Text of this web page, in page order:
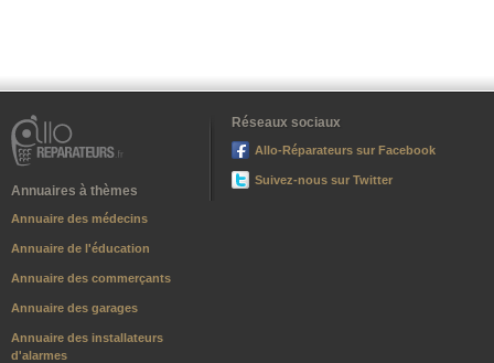
Annuaires à thèmes
Annuaire des médecins
Annuaire de l'éducation
Annuaire des commerçants
Annuaire des garages
Annuaire des installateurs
d'alarmes
Réseaux sociaux
Allo-Réparateurs sur Facebook
Suivez-nous sur Twitter